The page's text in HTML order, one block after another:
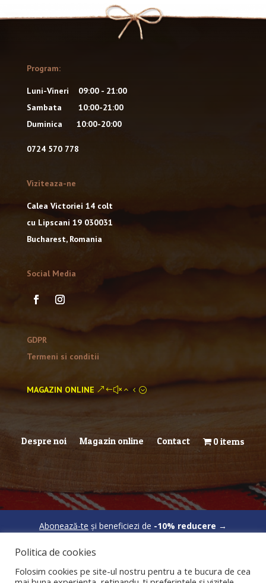
Program:
Luni-Vineri 09:00 - 21:00
Sambata 10:00-21:00
Duminica 10:00-20:00
0724 570 778
Viziteaza-ne
Calea Victoriei 14 colt
cu Lipscani 19 030031
Bucharest, Romania
Social Media
GDPR
Termeni si conditii
MAGAZIN ONLINE
Despre noi Magazin online Contact 0 items
Abonează-te și beneficiezi de -10% reducere →
Politica de cookies
Folosim cookies pe site-ul nostru pentru a te bucura de cea